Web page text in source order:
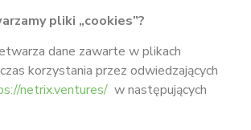
pliki „cookies”?
dane zawarte w plikach
korzystania przez odwiedzających
netrix.ventures/ w następujących